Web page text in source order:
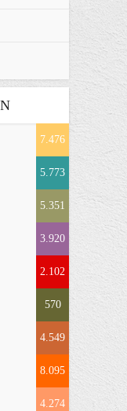
7.476
5.773
5.351
3.920
2.102
570
4.549
8.095
4.274